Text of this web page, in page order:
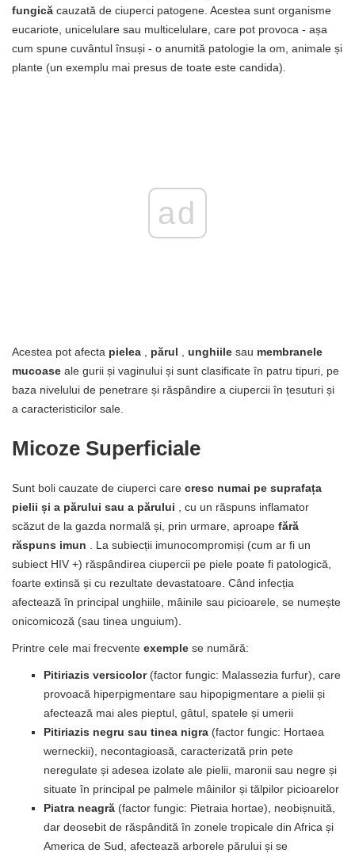
fungică cauzată de ciuperci patogene. Acestea sunt organisme
eucariote, unicelulare sau multicelulare, care pot provoca - așa
cum spune cuvântul însuși - o anumită patologie la om, animale și
plante (un exemplu mai presus de toate este candida).
ad
Acestea pot afecta pielea părul unghiile sau membranele
mucoase ale gurii și vaginului și sunt clasificate în patru tipuri, pe
baza nivelului de penetrare și răspândire a ciupercii în țesuturi și
a caracteristicilor sale.
Micoze Superficiale
Sunt boli cauzate de ciuperci care cresc numai pe suprafața
pielii și a părului sau a părului , cu un răspuns inflamator
scăzut de la gazda normală și, prin urmare, aproape fără
răspuns imun . La subiecții imunocompromiși (cum ar fi un
subiect HIV +) răspândirea ciupercii pe piele poate fi patologică,
foarte extinsă și cu rezultate devastatoare. Când infecția
afectează în principal unghiile, mâinile sau picioarele, se numește
onicomicoză (sau tinea unguium).
Printre cele mai frecvente exemple se numără:
Pitiriazis versicolor(factor fungic: Malassezia furfur), care
provoacă hiperpigmentare sau hipopigmentare a pielii și
afectează mai ales pieptul, gâtul, spatele și umerii
Pitiriazis negru sau tinea nigra (factor fungic: Hortaea
werneckii), necontagioasă, caracterizată prin pete
neregulate și adesea izolate ale pielii, maronii sau negre și
situate în principal pe palmele mâinilor și tălpilor picioarelor
Piatra neagră (factor fungic: Pietraia hortae), neobișnuită,
dar deosebit de răspândită în zonele tropicale din Africa și
America de Sud, afectează arborele părului și se